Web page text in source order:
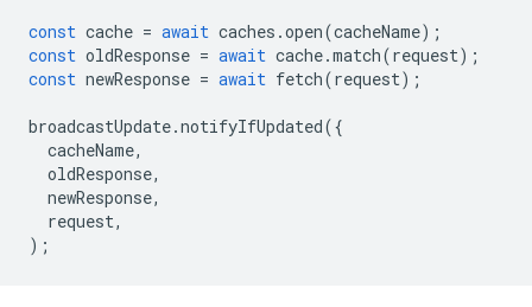
const cache = await caches .open(cacheName);
const oldResponse = await cache.match(request);
const newResponse = await fetch(request);
broadcastUpdate.notifyIfUpdated({
cacheName,
oldResponse,
newResponse,
request,
);